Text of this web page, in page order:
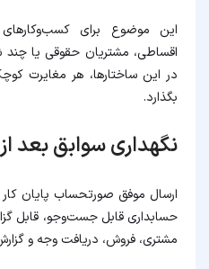
این موضوع برای
اقساطی، مشتریان حقوقی یا
در این ساختارها، هر مغایرت
بگذارد.
نگهداری سوابق بعد
ارسال موفق صورتحساب پایان کار
حسابداری قابل جست‌وجو، قابل
مشتری، فروش، دریافت وجه و